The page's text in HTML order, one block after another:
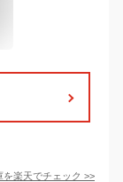
を楽天でチェック >>